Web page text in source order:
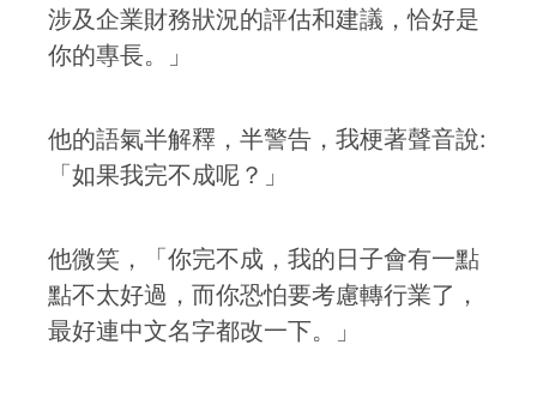
涉及企業財務狀況的評估和建議，恰好是
你的專長。」
他的語氣半解釋，半警告，我梗著聲音說:
「如果我完不成呢？」
他微笑，「你完不成，我的日子會有一點
點不太好過，而你恐怕要考慮轉行業了，
最好連中文名字都改一下。」